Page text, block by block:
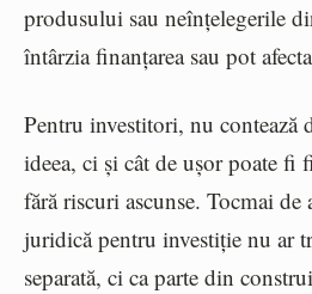
produsului sau neînțelegerile
întârzia finanțarea sau pot
Pentru investitori, nu contează
ideea, ci și cât de ușor poate fi
fără riscuri ascunse. Tocmai de
juridică pentru investiție nu ar
separată, ci ca parte din